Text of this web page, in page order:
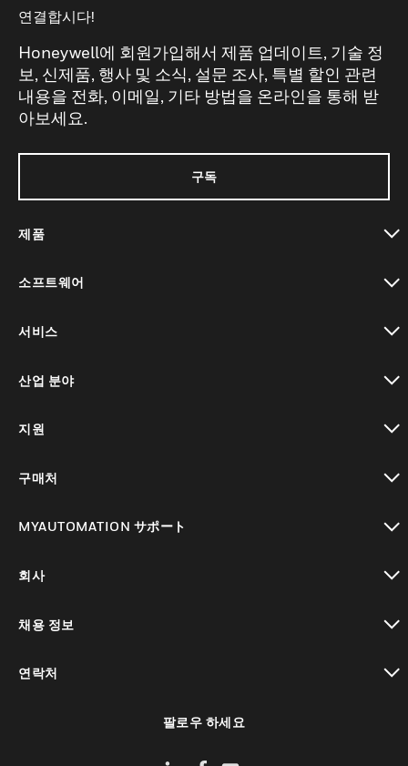
연결합시다!
Honeywell에 회원가입해서 제품 업데이트, 기술 정
보, 신제품, 행사 및 소식, 설문 조사, 특별 할인 관련
내용을 전화, 이메일, 기타 방법을 온라인을 통해 받
아보세요.
구독
제품
소프트웨어
서비스
산업 분야
지원
구매처
MYAUTOMATION サポート
회사
채용 정보
연락처
팔로우 하세요